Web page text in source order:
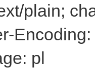
plain;
pl